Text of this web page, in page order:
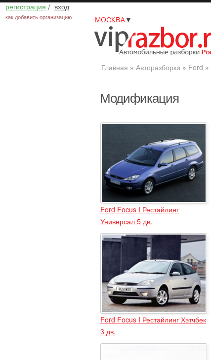
регистрация / вход
как добавить организацию МОСКВА▼
Главная » Авторазборки » Ford »
Модификация
Ford Focus I Рестайлинг
Универсал 5 дв.
Ford Focus I Рестайлинг Хэтчбек
3 дв.